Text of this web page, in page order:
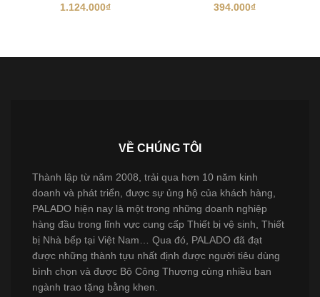
1.124.000₫
394.000₫
VỀ CHÚNG TÔI
Thành lập từ năm 2008, trải qua hơn 10 năm kinh
doanh và phát triển, được sự ủng hộ của khách hàng,
PALADO hiện nay là một trong những doanh nghiệp
hàng đầu trong lĩnh vực cung cấp Thiết bị vệ sinh, Thiết
bị Nhà bếp tại Việt Nam… Qua đó, PALADO đã đạt
được những thành tựu nhất định được người tiêu dùng
bình chọn và được Bộ Công Thương cùng nhiều ban
ngành trao tặng bằng khen.